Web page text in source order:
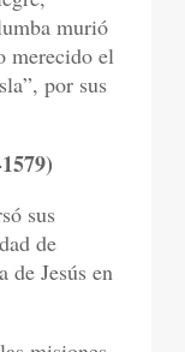
murió
merecido el
por sus
sus
de
de Jesús en